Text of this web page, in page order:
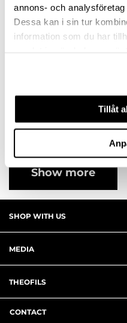
annons- och
Dessa kan i sin tur
information som du har
Tillåt
CC320 STAINLESS
10121112SP
Show more
SHOP WITH US
MEDIA
THEOFILS
CONTACT